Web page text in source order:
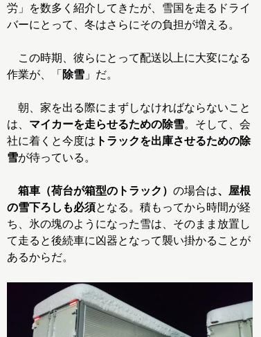
労」を数多く紹介してきたが、雪国を走るドライ
バーにとって、冬はさらにその負担が増える。
この時期、彼らにとって配送以上に大変になる
作業が、「 除雪 」だ。
朝、家を出る際にまずしなければならないこと
は、 マイカーを走らせるための除雪。そして、会
社に着くと今度は トラックを出庫させるための除
雪が待っている。
箱車（荷台が箱型のトラック） の場合は、屋根
の雪下ろしも必須となる。積もってから時間が経
ち、氷の塊のようになった雪は、そのまま放置し
て走ると後続車に凶器となって襲い掛かることが
あるからだ。